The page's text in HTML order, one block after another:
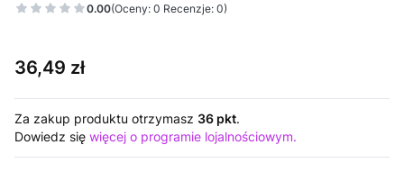
0.00(Oceny: 0 Recenzje: 0)
Cena
36,49 zł
Za zakup produktu otrzymasz 36 pkt.
Dowiedz się więcej o programie lojalnościowym.